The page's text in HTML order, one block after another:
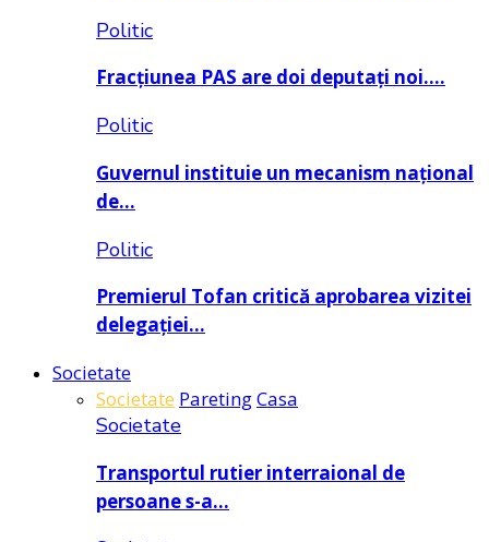
Politic
Fracțiunea PAS are doi deputați noi….
Politic
Guvernul instituie un mecanism național
de…
Politic
Premierul Tofan critică aprobarea vizitei
delegației…
Societate
Societate ParetingCasa
Societate
Transportul rutier interraional de
persoane s-a…